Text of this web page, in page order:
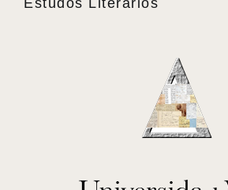
Estudos Literarios